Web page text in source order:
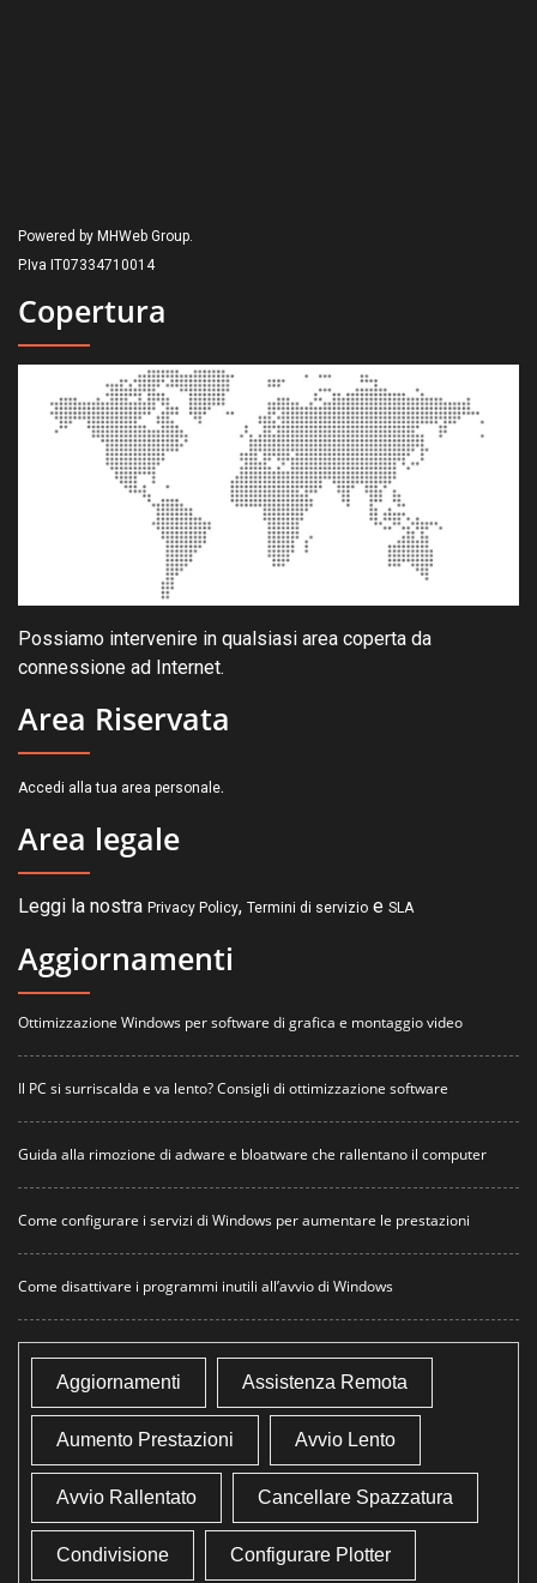
Powered by MHWeb Group.
P.Iva IT07334710014
Copertura
Possiamo intervenire in qualsiasi area coperta da
connessione ad Internet.
Area Riservata
Accedi alla tua area personale.
Area legale
Leggi la nostra Privacy Policy, Termini di servizio e SLA
Aggiornamenti
Ottimizzazione Windows per software di grafica e montaggio video
Il PC si surriscalda e va lento? Consigli di ottimizzazione software
Guida alla rimozione di adware e bloatware che rallentano il computer
Come configurare i servizi di Windows per aumentare le prestazioni
Come disattivare i programmi inutili all’avvio di Windows
Aggiornamenti Assistenza Remota
Aumento Prestazioni Avvio Lento
Avvio Rallentato Cancellare Spazzatura
Condivisione Configurare Plotter